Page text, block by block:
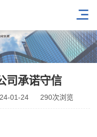
司承诺守信
01-24 290次浏览